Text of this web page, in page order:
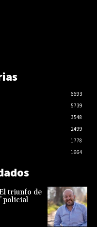
6693
5739
3548
2499
1778
1664
triunfo de
policial